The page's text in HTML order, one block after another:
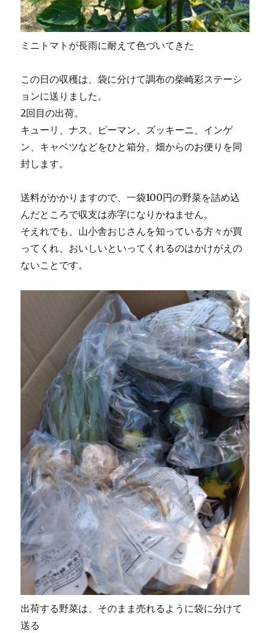
ミニトマトが長雨に耐えて色づいてきた
この日の収穫は、袋に分けて調布の柴崎彩ステーシ
ョンに送りました。
2回目の出荷。
キューリ、ナス、ピーマン、ズッキーニ、インゲ
ン、キャベツなどをひと箱分。畑からのお便りを同
封します。
送料がかかりますので、一袋100円の野菜を詰め込
んだところで収支は赤字になりかねません。
そえれでも、山小舎おじさんを知っている方々が買
ってくれ、おいしいといってくれるのはかけがえの
ないことです。
出荷する野菜は、そのまま売れるように袋に分けて
送る